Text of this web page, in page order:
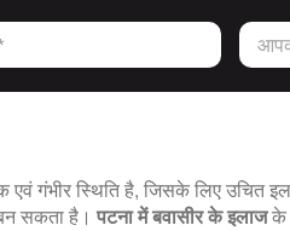
एवं गंभीर स्थिति है, जिसके लिए उचित
सकता है। पटना में बवासीर के इलाजके